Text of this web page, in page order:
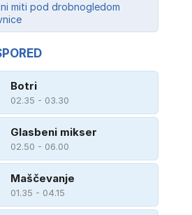
miti pod drobnogledom
Botri
02.35 - 03.30
Glasbeni mikser
02.50 - 06.00
Maščevanje
01.35 - 04.15